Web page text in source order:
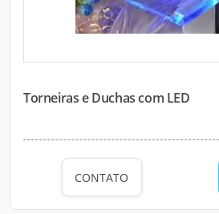
Torneiras e Duchas com LED
CONTATO